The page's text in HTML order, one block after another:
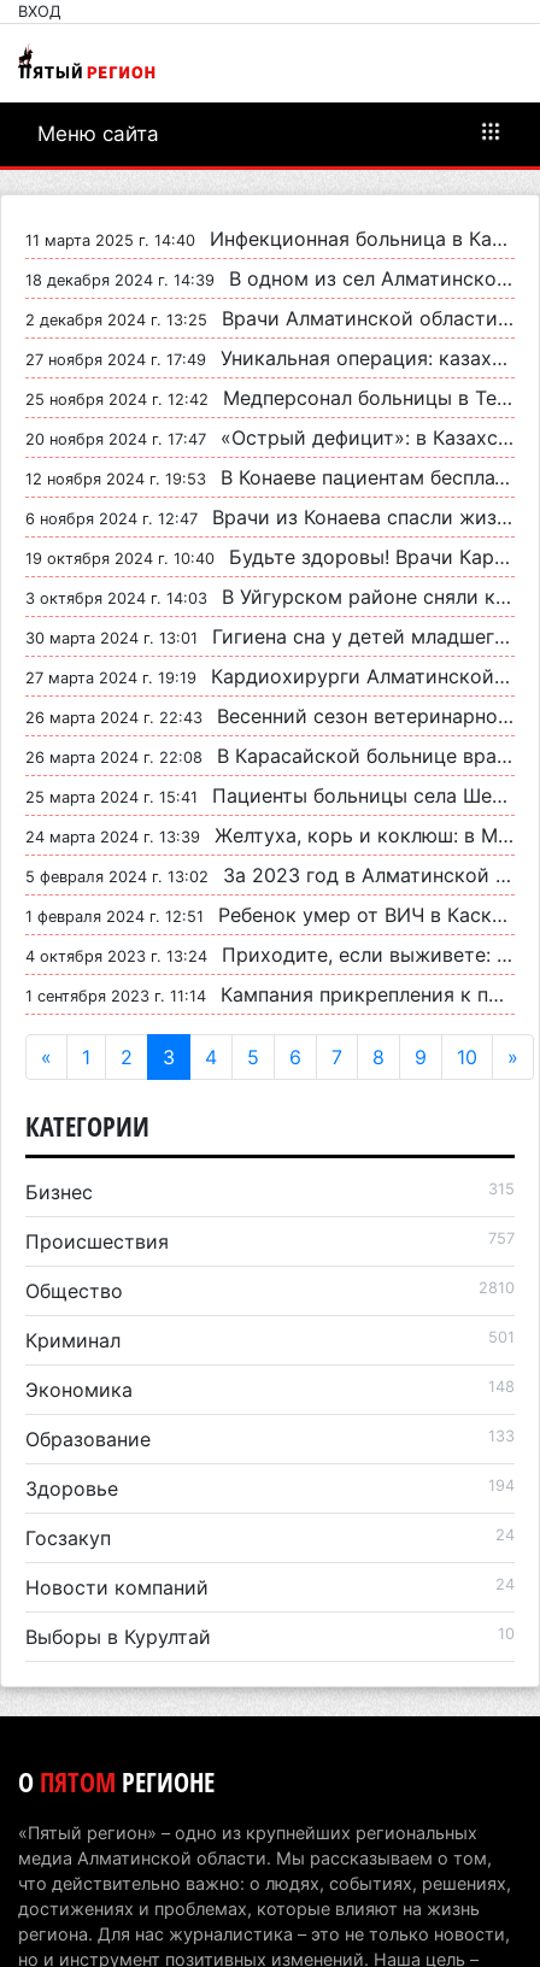
ВХОД
Меню сайта
11 марта 2025 г. 14:40 Инфекционная больница в Каскелене снова в центре скандала: официальный ответ
18 декабря 2024 г. 14:39 В одном из сел Алматинской области 12 учеников школы заболели стригущим лишаем
2 декабря 2024 г. 13:25 Врачи Алматинской области спасли 66-летнюю женщину с обширным инсультом
27 ноября 2024 г. 17:49 Уникальная операция: казахстанские врачи спасли глаз пациенту после огнестрельного ранения
25 ноября 2024 г. 12:42 Медперсонал больницы в Текели записал обращение к Президенту с жалобами на руководство
20 ноября 2024 г. 17:47 «Острый дефицит»: в Казахстане ощущается острая нехватка врачей
12 ноября 2024 г. 19:53 В Конаеве пациентам бесплатно выдали лекарства на 507 миллионов тенге
6 ноября 2024 г. 12:47 Врачи из Конаева спасли жизни сестер, пострадавших в ДТП
19 октября 2024 г. 10:40 Будьте здоровы! Врачи Карасайской больницы впервые прооперировали аневризму сонной артерии
3 октября 2024 г. 14:03 В Уйгурском районе сняли карантин по сибирской язве: 11 человек завершают лечение
30 марта 2024 г. 13:01 Гигиена сна у детей младшего дошкольного возраста: как избежать ночных истерик
27 марта 2024 г. 19:19 Кардиохирурги Алматинской области спасли жизнь пациенту с пороком сердца
26 марта 2024 г. 22:43 Весенний сезон ветеринарной защиты: борьба за здоровье животных
26 марта 2024 г. 22:08 В Карасайской больнице врачи спасли пожилую больную
25 марта 2024 г. 15:41 Пациенты больницы села Шелек попросили людей принести им еды
24 марта 2024 г. 13:39 Желтуха, корь и коклюш: в Минздраве рассказали о эпидемиологической ситуации в стране
5 февраля 2024 г. 13:02 За 2023 год в Алматинской области зарегистрировано 263 новых случая ВИЧ
1 февраля 2024 г. 12:51 Ребенок умер от ВИЧ в Каскелене
4 октября 2023 г. 13:24 Приходите, если выживете: онкобольной из села Тургень не выдают жизненно важный препарат
1 сентября 2023 г. 11:14 Кампания прикрепления к поликлиникам пройдетс с 15 сентября по 15 ноября
« 1 2 3 4 5 6 7 8 9 10 »
КАТЕГОРИИ
Бизнес 315
Происшествия 757
Общество 2810
Криминал 501
Экономика 148
Образование 133
Здоровье 194
Госзакуп 24
Новости компаний 24
Выборы в Курултай 10
ОПЯТОМ РЕГИОНЕ
«Пятый регион» – одно из крупнейших региональных
медиа Алматинской области. Мы рассказываем о том,
что действительно важно: о людях, событиях, решениях,
достижениях и проблемах, которые влияют на жизнь
региона. Для нас журналистика – это не только новости,
но и инструмент позитивных изменений. Наша цель –